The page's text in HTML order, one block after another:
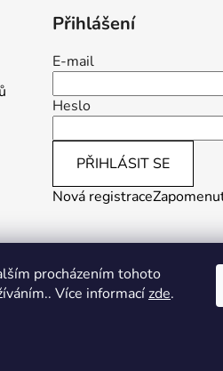
procházením tohoto
Více informacízde.
Přihlášení
E-mail
Heslo
PŘIHLÁSIT SE
Nová registrace
Studio Avocado